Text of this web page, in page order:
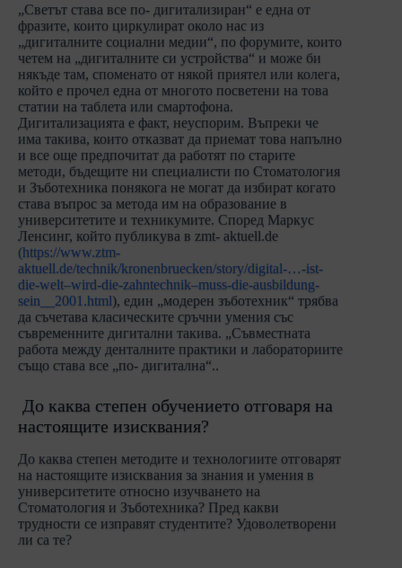
„Светът става все по- дигитализиран“ е една от
фразите, които циркулират около нас из
„дигиталните социални медии“, по форумите, които
четем на „дигиталните си устройства“ и може би
някъде там, споменато от някой приятел или колега,
който е прочел една от многото посветени на това
статии на таблета или смартофона.
Дигитализацията е факт, неуспорим. Въпреки че
има такива, които отказват да приемат това напълно
и все още предпочитат да работят по старите
методи, бъдещите ни специалисти по Стоматология
и Зъботехника понякога не могат да избират когато
става въпрос за метода им на образование в
университетите и техникумите. Според Маркус
Ленсинг, който публикува в zmt- aktuell.de
(https://www.ztm-
aktuell.de/technik/kronenbruecken/story/digital-…-ist-
die-welt–wird-die-zahntechnik–muss-die-ausbildung-
sein__2001.html), един „модерен зъботехник“ трябва
да съчетава класическите сръчни умения със
съвременните дигитални такива. „Съвместната
работа между денталните практики и лабораториите
също става все „по- дигитална“..
До каква степен обучението отговаря на
настоящите изисквания?
До каква степен методите и технологиите отговарят
на настоящите изисквания за знания и умения в
университетите относно изучването на
Стоматология и Зъботехника? Пред какви
трудности се изправят студентите? Удоволетворени
ли са те?